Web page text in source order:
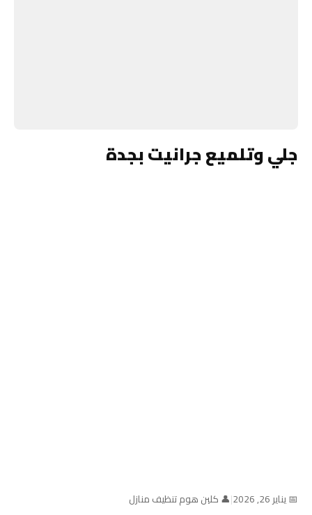
جلي وتلميع جرانيت بجدة
📅 يناير 26, 2026 |👤 كلين هوم تنظيف منازل